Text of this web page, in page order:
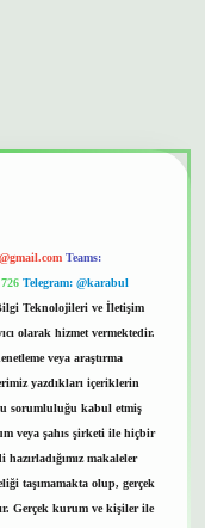
Teams:
Telegram: @karabul
Teknolojileri ve İletişim
olarak hizmet vermektedir.
veya araştırma
yazdıkları içeriklerin
sorumluluğu kabul etmiş
veya şahıs şirketi ile hiçbir
makaleler
taşımamakta olup, gerçek
Gerçek kurum ve kişiler ile